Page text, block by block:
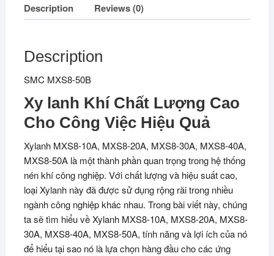
Description Reviews (0)
Description
SMC MXS8-50B
Xy lanh Khí Chất Lượng Cao
Cho Công Việc Hiệu Quả
Xylanh MXS8-10A, MXS8-20A, MXS8-30A, MXS8-40A,
MXS8-50A là một thành phần quan trọng trong hệ thống
nén khí công nghiệp. Với chất lượng và hiệu suất cao,
loại Xylanh này đã được sử dụng rộng rãi trong nhiều
ngành công nghiệp khác nhau. Trong bài viết này, chúng
ta sẽ tìm hiểu về Xylanh MXS8-10A, MXS8-20A, MXS8-
30A, MXS8-40A, MXS8-50A, tính năng và lợi ích của nó
để hiểu tại sao nó là lựa chọn hàng đầu cho các ứng